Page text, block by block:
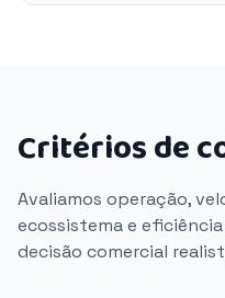
Critérios de
Avaliamos operação,
ecossistema e
decisão comercial